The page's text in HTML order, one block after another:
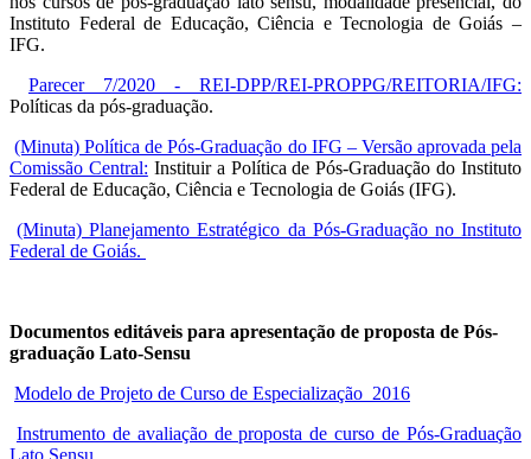
Instituto Federal de Educação, Ciência e Tecnologia de Goiás –
IFG.
Parecer 7/2020 - REI-DPP/REI-PROPPG/REITORIA/IFG:
Políticas da pós-graduação.
(Minuta) Política de Pós-Graduação do IFG – Versão aprovada pela
Comissão Central: Instituir a Política de Pós-Graduação do Instituto
Federal de Educação, Ciência e Tecnologia de Goiás (IFG).
(Minuta) Planejamento Estratégico da Pós-Graduação no Instituto
Federal de Goiás.
Documentos editáveis para apresentação de proposta de Pós-
graduação Lato-Sensu
Modelo de Projeto de Curso de Especialização_2016
Instrumento de avaliação de proposta de curso de Pós-Graduação